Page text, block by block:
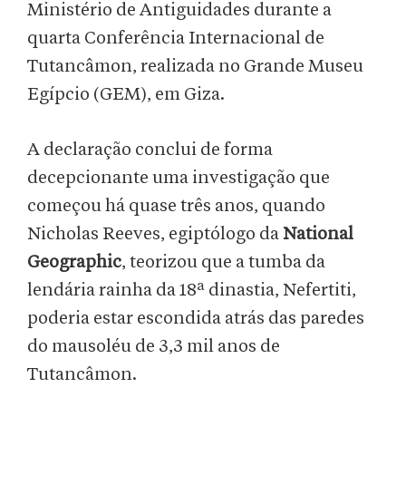
Ministério de Antiguidades durante a
quarta Conferência Internacional de
Tutancâmon, realizada no Grande Museu
Egípcio (GEM), em Giza.
A declaração conclui de forma
decepcionante uma investigação que
começou há quase três anos, quando
Nicholas Reeves, egiptólogo da National
Geographic, teorizou que a tumba da
lendária rainha da 18ª dinastia, Nefertiti,
poderia estar escondida atrás das paredes
do mausoléu de 3,3 mil anos de
Tutancâmon.